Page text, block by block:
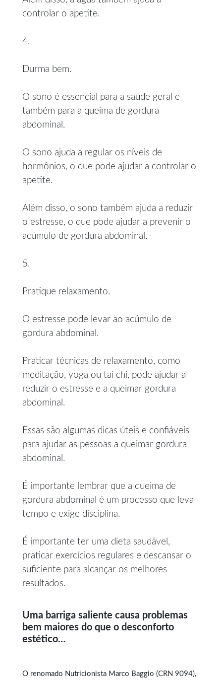
controlar o apetite.
4.
Durma bem.
O sono é essencial para a saúde geral e
também para a queima de gordura
abdominal.
O sono ajuda a regular os níveis de
hormônios, o que pode ajudar a controlar o
apetite.
Além disso, o sono também ajuda a reduzir
o estresse, o que pode ajudar a prevenir o
acúmulo de gordura abdominal.
5.
Pratique relaxamento.
O estresse pode levar ao acúmulo de
gordura abdominal.
Praticar técnicas de relaxamento, como
meditação, yoga ou tai chi, pode ajudar a
reduzir o estresse e a queimar gordura
abdominal.
Essas são algumas dicas úteis e confiáveis
para ajudar as pessoas a queimar gordura
abdominal.
É importante lembrar que a queima de
gordura abdominal é um processo que leva
tempo e exige disciplina.
É importante ter uma dieta saudável,
praticar exercícios regulares e descansar o
suficiente para alcançar os melhores
resultados.
Uma barriga saliente causa problemas
bem maiores do que o desconforto
estético…
O renomado Nutricionista Marco Baggio (CRN 9094),